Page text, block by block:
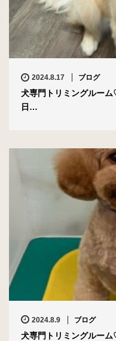
2024.8.17 ブログ
犬専門トリミングルー
日…
2024.8.9 ブログ
犬専門トリミングルー